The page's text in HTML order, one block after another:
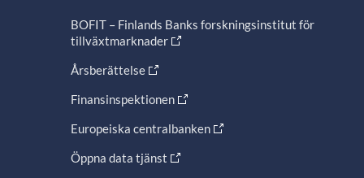
BOFIT – Finlands Banks forskningsinstitut för
tillväxtmarknader
Årsberättelse
Finansinspektionen
Europeiska centralbanken
Öppna data tjänst